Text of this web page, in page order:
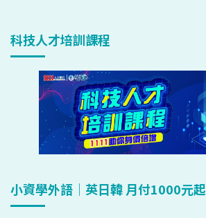
科技人才培訓課程
小資學外語｜英日韓 月付1000元起